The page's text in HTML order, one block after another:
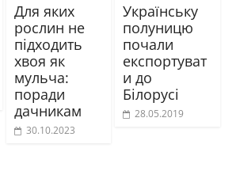
Для яких
рослин не
підходить
хвоя як
мульча:
поради
дачникам
30.10.2023
Українську
полуницю
почали
експортуват
и до
Білорусі
28.05.2019